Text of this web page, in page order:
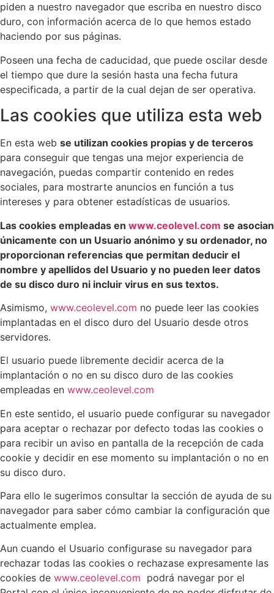
piden a nuestro navegador que escriba en nuestro disco
duro, con información acerca de lo que hemos estado
haciendo por sus páginas.
Poseen una fecha de caducidad, que puede oscilar desde
el tiempo que dure la sesión hasta una fecha futura
especificada, a partir de la cual dejan de ser operativa.
Las cookies que utiliza esta web
En esta web se utilizan cookies propias y de terceros
para conseguir que tengas una mejor experiencia de
navegación, puedas compartir contenido en redes
sociales, para mostrarte anuncios en función a tus
intereses y para obtener estadísticas de usuarios.
Las cookies empleadas en www.ceolevel.com se asocian
únicamente con un Usuario anónimo y su ordenador, no
proporcionan referencias que permitan deducir el
nombre y apellidos del Usuario y no pueden leer datos
de su disco duro ni incluir virus en sus textos.
Asimismo, www.ceolevel.com no puede leer las cookies
implantadas en el disco duro del Usuario desde otros
servidores.
El usuario puede libremente decidir acerca de la
implantación o no en su disco duro de las cookies
empleadas en www.ceolevel.com
En este sentido, el usuario puede configurar su navegador
para aceptar o rechazar por defecto todas las cookies o
para recibir un aviso en pantalla de la recepción de cada
cookie y decidir en ese momento su implantación o no en
su disco duro.
Para ello le sugerimos consultar la sección de ayuda de su
navegador para saber cómo cambiar la configuración que
actualmente emplea.
Aun cuando el Usuario configurase su navegador para
rechazar todas las cookies o rechazase expresamente las
cookies de www.ceolevel.com podrá navegar por el